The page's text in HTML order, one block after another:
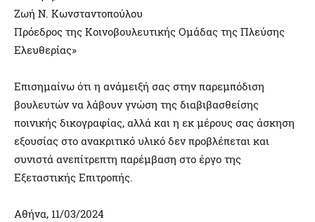
Ζωή Ν. Κωνσταντοπούλου
Πρόεδρος της Κοινοβουλευτικής Ομάδας της Πλεύσης
Ελευθερίας»
Επισημαίνω ότι η ανάμειξή σας στην παρεμπόδιση
βουλευτών να λάβουν γνώση της διαβιβασθείσης
ποινικής δικογραφίας, αλλά και η εκ μέρους σας άσκηση
εξουσίας στο ανακριτικό υλικό δεν προβλέπεται και
συνιστά ανεπίτρεπτη παρέμβαση στο έργο της
Εξεταστικής Επιτροπής.
Αθήνα, 11/03/2024